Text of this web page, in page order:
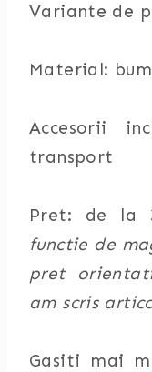
Variante de
Material:
Accesorii
transport
Pret: de la
functie de
pret
am scris
Gasiti mai